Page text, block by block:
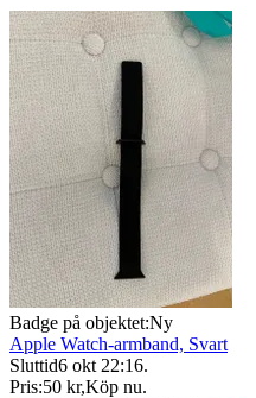
Badge på objektet:Ny
Apple Watch-armband, Svart
Sluttid6 okt 22:16.
Pris:50 kr,Köp nu.